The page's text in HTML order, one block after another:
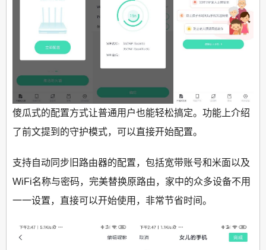
傻瓜式的配置方式让普通用户也能轻松搞定。功能上介绍
了前文提到的守护模式，可以直接开始配置。
支持自动同步旧路由器的配置，包括宽带账号和米面以及
WiFi名称与密码，完美替换原路由，家中的众多设备不用
一一设置，直接可以开始使用，非常节省时间。